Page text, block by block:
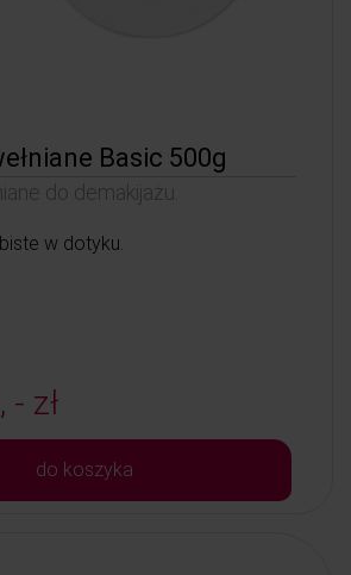
Basic 500g
do demakijażu.
w dotyku.
- zł
do koszyka